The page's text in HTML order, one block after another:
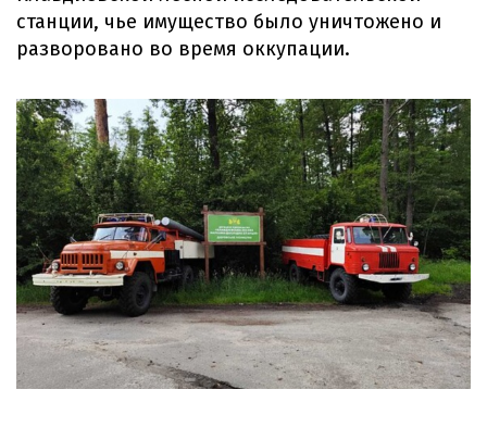
станции, чье имущество было уничтожено и
разворовано во время оккупации.